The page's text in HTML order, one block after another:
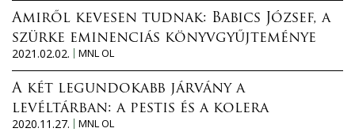
Amiről kevesen tudnak: Babics József, a
szürke eminenciás könyvgyűjteménye
2021.02.02.
MNL OL
A két legundokabb járvány a
levéltárban: a pestis és a kolera
2020.11.27.
MNL OL